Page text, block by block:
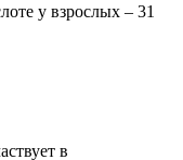
у взрослых – 31
в